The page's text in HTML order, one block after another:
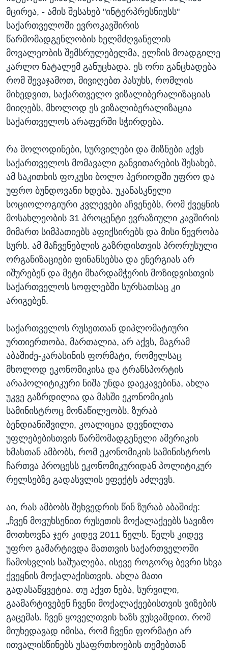
მცირეა, - ამის შესახებ "ინტერპრესნიუსს"
საქართველოში ევროკავშირის
წარმომადგენლობის ხელმძღვანელის
მოვალეობის შემსრულებელმა, ელჩის მოადგილე
კარლო ნატალემ განუცხადა. ეს ორი განცხადება
რომ შევაჯამოთ, მივიღებთ პასუხს, რომლის
მიხედვით, საქართველო ვიზალიბერალიზაციას
მიიღებს, მხოლოდ ეს ვიზალიბერალიზაცია
საქართველოს არაფერში სჭირდება.
რა მოლოდინები, სურვილები და მიზნები აქვს
საქართველოს მომავალი განვითარების შესახებ,
ამ საკითხის ფოკუსი ბოლო პერიოდში უფრო და
უფრო ბუნდოვანი ხდება. უკანასკნელი
სოციოლოგიური კვლევები აჩვენებს, რომ ქვეყნის
მოსახლეობის 31 პროცენტი ევრაზიული კავშირის
მიმართ სიმპათიებს აფიქსირებს და მისი წევრობა
სურს. ამ მაჩვენებლის გაზრდისთვის პრორუსული
ორგანიზაციები ფინანსებსა და ენერგიას არ
იშურებენ და მეტი მხარდამჭერის მოზიდვისთვის
საქართველოს სოფლებში სურსათსაც კი
არიგებენ.
საქართველოს რუსეთთან დიპლომატიური
ურთიერთობა, მართალია, არ აქვს, მაგრამ
აბაშიძე-კარასინის ფორმატი, რომელსაც
მხოლოდ ეკონომიკისა და ტრანსპორტის
არაპოლიტიკური ნიშა უნდა დაეკავებინა, ახლა
უკვე გაზრდილია და მასში ეკონომიკის
სამინისტროც მონაწილეობს. ზურაბ
ბენდიანიშვილი, კოალიცია დევნილთა
უფლებებისთვის წარმომადგენელი ამერიკის
ხმასთან ამბობს, რომ ეკონომიკის სამინისტროს
ჩართვა პროცესს ეკონომიკურიდან პოლიტიკურ
რელსებზე გადასვლის ეფექტს აძლევს.
აი, რას ამბობს შეხვედრის წინ ზურაბ აბაშიძე:
„ჩვენ მოვუხსენით რუსეთის მოქალაქეებს სავიზო
მოთხოვნა ჯერ კიდევ 2011 წელს. წელს კიდევ
უფრო გამარტივდა მათთვის საქართველოში
ჩამოსვლის საშუალება, ისევე როგორც ბევრი სხვა
ქვეყნის მოქალაქისთვის. ახლა მათი
გადასაწყვეტია. თუ აქვთ ნება, სურვილი,
გაამარტივებენ ჩვენი მოქალაქეებისთვის ვიზების
გაცემას. ჩვენ ყოველთვის ხაზს ვუსვამდით, რომ
მიუხედავად იმისა, რომ ჩვენი ფორმატი არ
ითვალისწინებს უსაფრთხოების თემებთან